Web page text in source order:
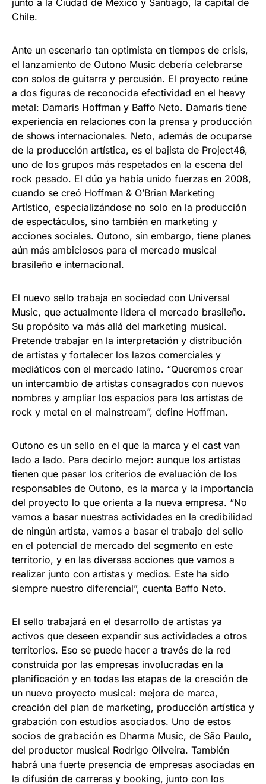
Chile.
Ante un escenario tan optimista en tiempos de crisis,
el lanzamiento de Outono Music debería celebrarse
con solos de guitarra y percusión. El proyecto reúne
a dos figuras de reconocida efectividad en el heavy
metal: Damaris Hoffman y Baffo Neto. Damaris tiene
experiencia en relaciones con la prensa y producción
de shows internacionales. Neto, además de ocuparse
de la producción artística, es el bajista de Project46,
uno de los grupos más respetados en la escena del
rock pesado. El dúo ya había unido fuerzas en 2008,
cuando se creó Hoffman & O’Brian Marketing
Artístico, especializándose no solo en la producción
de espectáculos, sino también en marketing y
acciones sociales. Outono, sin embargo, tiene planes
aún más ambiciosos para el mercado musical
brasileño e internacional.
El nuevo sello trabaja en sociedad con Universal
Music, que actualmente lidera el mercado brasileño.
Su propósito va más allá del marketing musical.
Pretende trabajar en la interpretación y distribución
de artistas y fortalecer los lazos comerciales y
mediáticos con el mercado latino. “Queremos crear
un intercambio de artistas consagrados con nuevos
nombres y ampliar los espacios para los artistas de
rock y metal en el mainstream”, define Hoffman.
Outono es un sello en el que la marca y el cast van
lado a lado. Para decirlo mejor: aunque los artistas
tienen que pasar los criterios de evaluación de los
responsables de Outono, es la marca y la importancia
del proyecto lo que orienta a la nueva empresa. “No
vamos a basar nuestras actividades en la credibilidad
de ningún artista, vamos a basar el trabajo del sello
en el potencial de mercado del segmento en este
territorio, y en las diversas acciones que vamos a
realizar junto con artistas y medios. Este ha sido
siempre nuestro diferencial”, cuenta Baffo Neto.
El sello trabajará en el desarrollo de artistas ya
activos que deseen expandir sus actividades a otros
territorios. Eso se puede hacer a través de la red
construida por las empresas involucradas en la
planificación y en todas las etapas de la creación de
un nuevo proyecto musical: mejora de marca,
creación del plan de marketing, producción artística y
grabación con estudios asociados. Uno de estos
socios de grabación es Dharma Music, de São Paulo,
del productor musical Rodrigo Oliveira. También
habrá una fuerte presencia de empresas asociadas en
la difusión de carreras y booking, junto con los